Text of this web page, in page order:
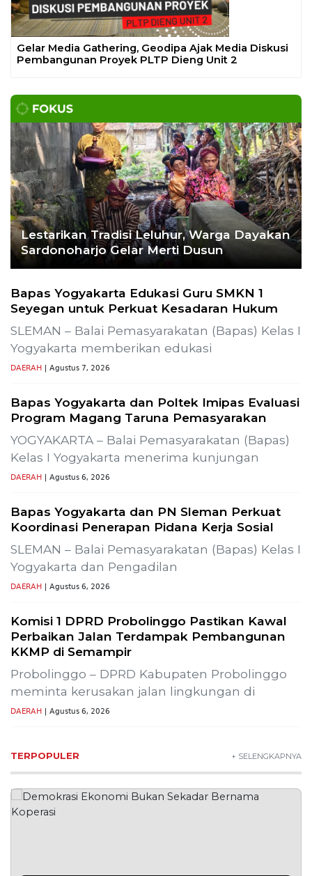
Gelar Media Gathering, Geodipa Ajak Media Diskusi
Pembangunan Proyek PLTP Dieng Unit 2
Lestarikan Tradisi Leluhur, Warga Dayakan
Sardonoharjo Gelar Merti Dusun
Bapas Yogyakarta Edukasi Guru SMKN 1
Seyegan untuk Perkuat Kesadaran Hukum
SLEMAN – Balai Pemasyarakatan (Bapas) Kelas I
Yogyakarta memberikan edukasi
DAERAH | Agustus 7, 2026
Bapas Yogyakarta dan Poltek Imipas Evaluasi
Program Magang Taruna Pemasyarakan
YOGYAKARTA – Balai Pemasyarakatan (Bapas)
Kelas I Yogyakarta menerima kunjungan
DAERAH | Agustus 6, 2026
Bapas Yogyakarta dan PN Sleman Perkuat
Koordinasi Penerapan Pidana Kerja Sosial
SLEMAN – Balai Pemasyarakatan (Bapas) Kelas I
Yogyakarta dan Pengadilan
DAERAH | Agustus 6, 2026
Komisi 1 DPRD Probolinggo Pastikan Kawal
Perbaikan Jalan Terdampak Pembangunan
KKMP di Semampir
Probolinggo – DPRD Kabupaten Probolinggo
meminta kerusakan jalan lingkungan di
DAERAH | Agustus 6, 2026
TERPOPULER + SELENGKAPNYA